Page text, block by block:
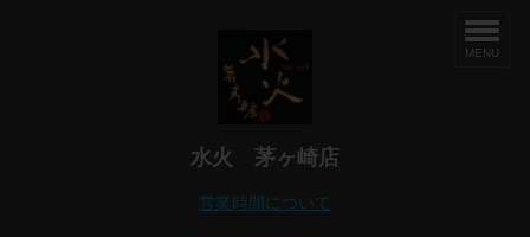
MENU
水火 茅ヶ崎店
営業時間について